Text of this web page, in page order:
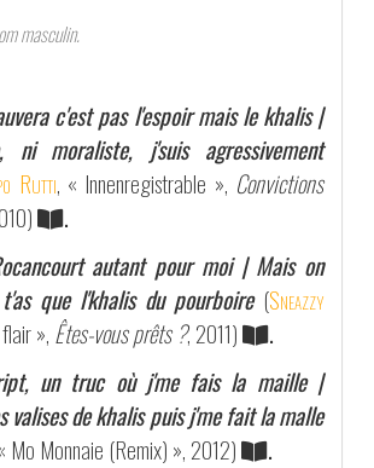
masculin.
c'est pas l'espoir mais le khalis |
ni moraliste, j'suis agressivement
Rutti, « Innenregistrable », Convictions
.
autant pour moi | Mais on
que l'khalis du pourboire (Sneazzy
», Êtes-vous prêts ?, 2011)
.
un truc où j'me fais la maille |
valises de khalis puis j'me fait la malle
Mo Monnaie (Remix) », 2012)
.